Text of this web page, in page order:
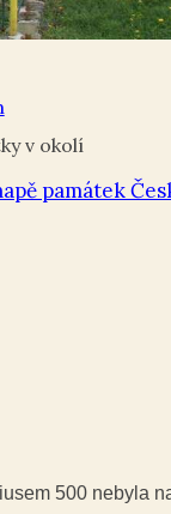
památek
500 nebyla